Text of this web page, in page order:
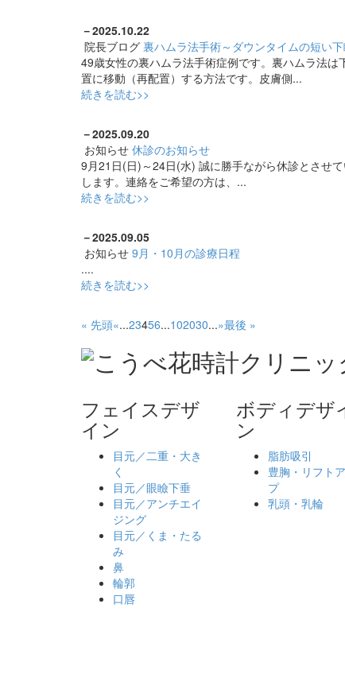
－2025.10.22
院長ブログ 裏ハムラ法手術～ダウンタイムの短い
49歳女性の裏ハムラ法手術症例です。裏ハムラ法
置に移動（再配置）する方法です。皮膚側...
続きを読む>>
－2025.09.20
お知らせ 休診のお知らせ
9月21日(日)～24日(水) 誠に勝手ながら休診とさせ
します。連絡をご希望の方は、...
続きを読む>>
－2025.09.05
お知らせ 9月・10月の診療日程
....
続きを読む>>
« 先頭«...23456...102030...»最後 »
フェイスデザ
イン
目元／二重・大き
く
目元／眼瞼下垂
目元／アンチエイ
ジング
目元／くま・たる
み
鼻
輪郭
口唇
ボディデザ
ン
脂肪吸引
豊胸・リフト
プ
乳頭・乳輪